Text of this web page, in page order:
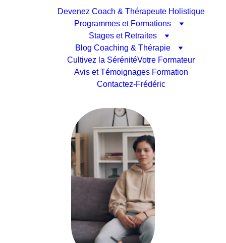
Devenez Coach & Thérapeute Holistique
Programmes et Formations
Stages et Retraites
Blog Coaching & Thérapie
Cultivez la SérénitéVotre Formateur
Avis et Témoignages Formation
Contactez-Frédéric